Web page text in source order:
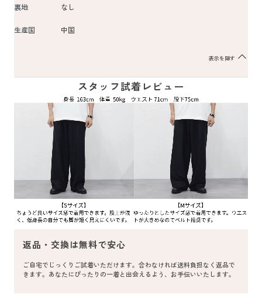
裏地 なし
生産国 中国
表示を隠す
スタッフ試着レビュー
返品・交換は無料で安心
ご自宅でじっくりご試着いただけます。合わなければ送料負担なく返品で
きます。あなたにぴったりの一着と出会えるよう、お手伝いいたします。